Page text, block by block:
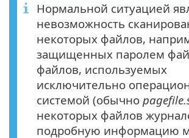
Нормальной ситуацией
невозможность
некоторых файлов,
защищенных паролем
файлов, используемых
исключительно
системой (обычно
некоторых файлов
подробную информацию